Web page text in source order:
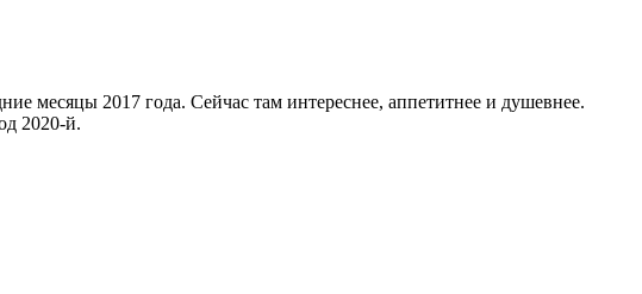
месяцы 2017 года. Сейчас там интереснее, аппетитнее и душевнее.
2020-й.